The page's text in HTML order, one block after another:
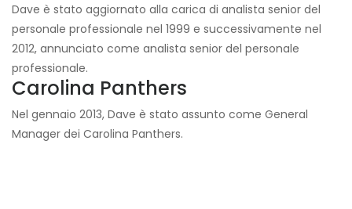
Dave è stato aggiornato alla carica di analista senior del
personale professionale nel 1999 e successivamente nel
2012, annunciato come analista senior del personale
professionale.
Carolina Panthers
Nel gennaio 2013, Dave è stato assunto come General
Manager dei Carolina Panthers.